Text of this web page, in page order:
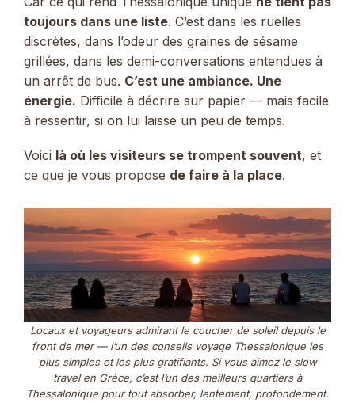
toujours dans une liste. C’est dans les ruelles
discrètes, dans l’odeur des graines de sésame
grillées, dans les demi-conversations entendues à
un arrêt de bus. C’est une ambiance. Une
énergie. Difficile à décrire sur papier — mais facile
à ressentir, si on lui laisse un peu de temps.
Voici là où les visiteurs se trompent souvent, et
ce que je vous propose de faire à la place.
Locaux et voyageurs admirant le coucher de soleil depuis le
front de mer — l’un des conseils voyage Thessalonique les
plus simples et les plus gratifiants. Si vous aimez le slow
travel en Grèce, c’est l’un des meilleurs quartiers à
Thessalonique pour tout absorber, lentement, profondément.